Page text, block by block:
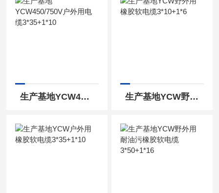
生产基地YCW450/750V户外用电缆3*35+1*10 生产基地YCW野外用橡胶软电缆3*10+1*6